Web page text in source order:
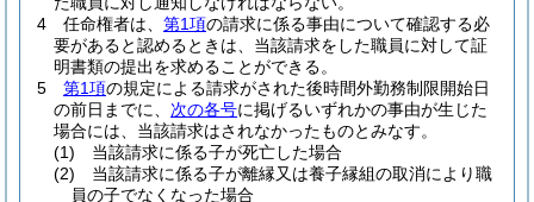
4
任命権者は、 第1項の請求に係る事由について確認する必
要があると認めるときは、当該請求をした職員に対して証
明書類の提出を求めることができる。
5
第1項の規定による請求がされた後時間外勤務制限開始日
の前日までに、 次の各号に掲げるいずれかの事由が生じた
場合には、当該請求はされなかったものとみなす。
(1)
当該請求に係る子が死亡した場合
(2)
当該請求に係る子が離縁又は養子縁組の取消により職
員の子でなくなった場合